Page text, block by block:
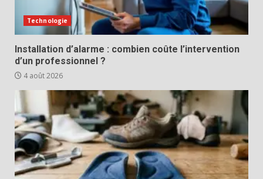
Technologie
Installation d’alarme : combien coûte l’intervention
d’un professionnel ?
4 août 2026